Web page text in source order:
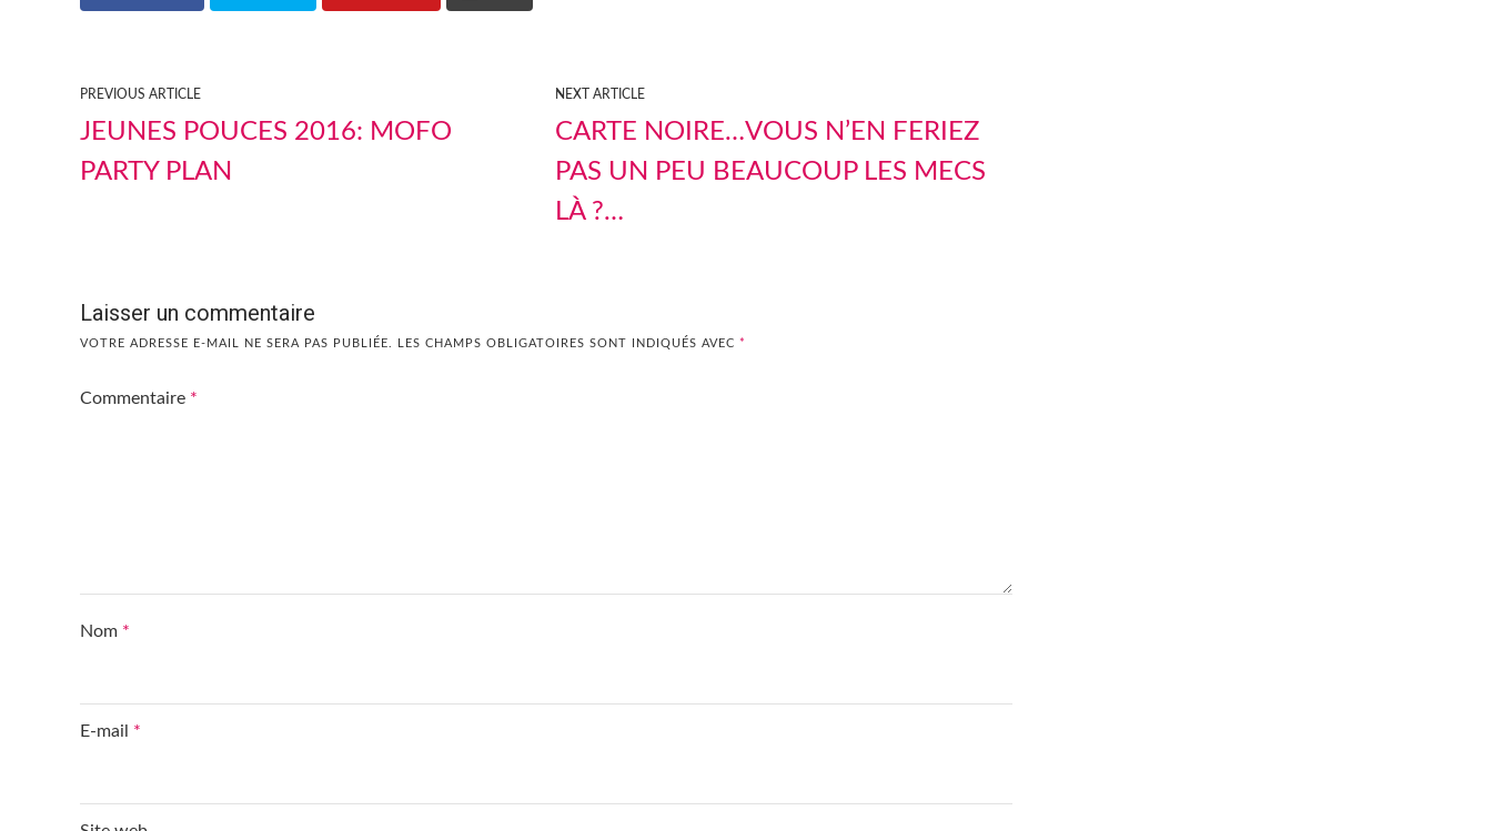
PREVIOUS ARTICLE
JEUNES POUCES 2016: MOFO
PARTY PLAN
NEXT ARTICLE
CARTE NOIRE…VOUS N’EN FERIEZ
PAS UN PEU BEAUCOUP LES MECS
LÀ ?…
Laisser un commentaire
VOTRE ADRESSE E-MAIL NE SERA PAS PUBLIÉE. LES CHAMPS OBLIGATOIRES SONT INDIQUÉS AVEC *
Commentaire *
Nom *
E-mail *